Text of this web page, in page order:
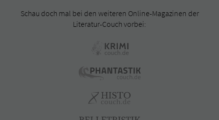
Schau doch mal bei den weiteren Online-Magazinen der
Literatur-Couch vorbei: